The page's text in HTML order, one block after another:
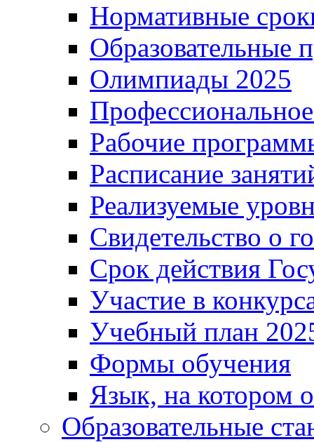
Нормативные
Образовательные
Олимпиады 2025
Рабочие
Расписание
Реализуемые
Свидетельство о
Срок действия
Участие в
Учебный план
Формы обучения
Язык, на котором
Образовательные